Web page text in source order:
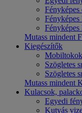
Fényképes
Fényképes
Mutass mindent
Kiegészítők
Mobiltokok
Szögletes
Szögletes
Mutass mindent
Kulacsok,
Egyedi
Kutyás